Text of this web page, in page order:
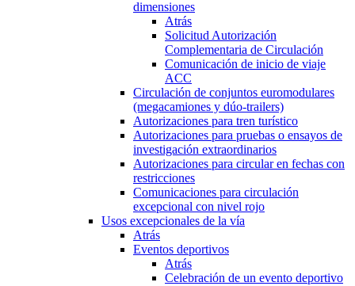
dimensiones
Atrás
Solicitud Autorización
Complementaria de Circulación
Comunicación de inicio de viaje
ACC
Circulación de conjuntos euromodulares
(megacamiones y dúo-trailers)
Autorizaciones para tren turístico
Autorizaciones para pruebas o ensayos de
investigación extraordinarios
Autorizaciones para circular en fechas con
restricciones
Comunicaciones para circulación
excepcional con nivel rojo
Usos excepcionales de la vía
Atrás
Eventos deportivos
Atrás
Celebración de un evento deportivo